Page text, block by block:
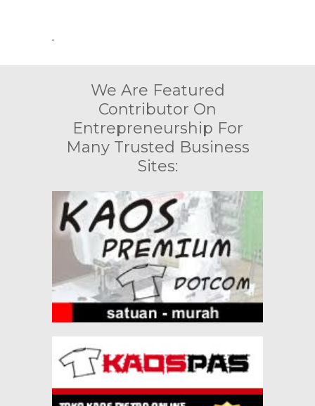
.
We Are Featured
Contributor On
Entrepreneurship For
Many Trusted Business
Sites: